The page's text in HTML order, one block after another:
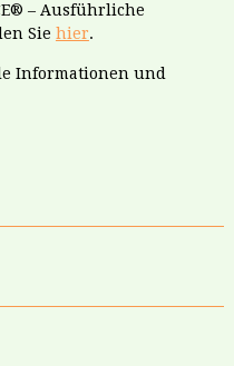
– Ausführliche
Sie hier.
Informationen und